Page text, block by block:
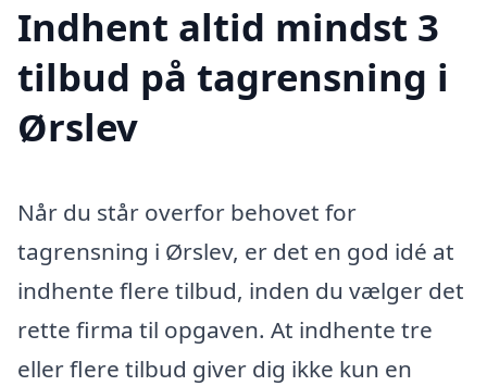
Indhent altid mindst 3
tilbud på tagrensning i
Ørslev
Når du står overfor behovet for
tagrensning i Ørslev, er det en god idé at
indhente flere tilbud, inden du vælger det
rette firma til opgaven. At indhente tre
eller flere tilbud giver dig ikke kun en